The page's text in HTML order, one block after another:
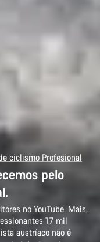
ciclismo Profesional
pelo
no YouTube. Mais,
1,7 mil
austríaco não é